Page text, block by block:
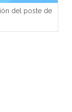
del poste de